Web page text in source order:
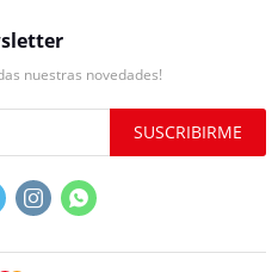
nuestras novedades!
SUSCRIBIRME
 